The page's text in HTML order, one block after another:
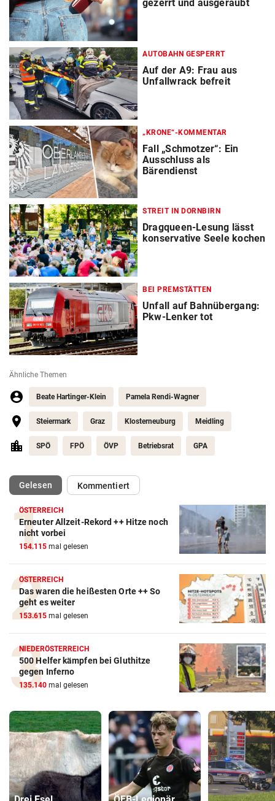
gezerrt und ausgeraubt
AUTOBAHN GESPERRT
Auf der A9: Frau aus
Unfallwrack befreit
„KRONE“-KOMMENTAR
Fall „Schmotzer“: Ein
Ausschluss als
Bärendienst
STREIT IN DORNBIRN
Dragqueen-Lesung lässt
konservative Seele kochen
BEI PREMSTÄTTEN
Unfall auf Bahnübergang:
Pkw-Lenker tot
Ähnliche Themen
Beate Hartinger-Klein Pamela Rendi-Wagner
Steiermark Graz Klosterneuburg Meidling
SPÖ FPÖ ÖVP Betriebsrat GPA
Gelesen(ausgewählt)Kommentiert
ÖSTERREICH
Erneuter Allzeit-Rekord ++ Hitze noch
nicht vorbei
154.115 mal gelesen
ÖSTERREICH
Das waren die heißesten Orte ++ So
geht es weiter
153.615 mal gelesen
NIEDERÖSTERREICH
500 Helfer kämpfen bei Gluthitze
gegen Inferno
135.140 mal gelesen